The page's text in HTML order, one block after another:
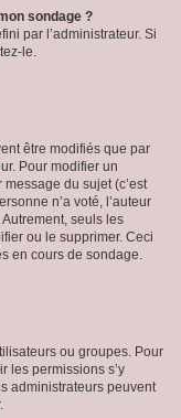
sondage ?
par l’administrateur. Si
le.
être modifiés que par
Pour modifier un
du sujet (c’est
n’a voté, l’auteur
seuls les
ou le supprimer. Ceci
en cours de sondage.
ou groupes. Pour
les permissions s’y
administrateurs peuvent